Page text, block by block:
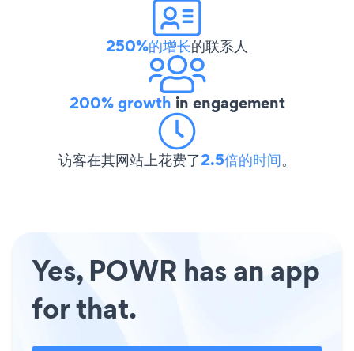
250%的增长的联系人
200% growth in engagement
访客在其网站上花费了2.5倍的时间。
Yes, POWR has an app
for that.